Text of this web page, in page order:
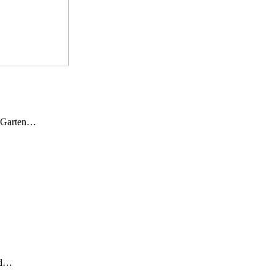
Garten…